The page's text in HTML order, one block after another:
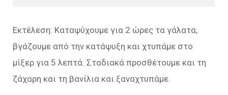
Εκτέλεση: Καταψύχουμε για 2 ώρες τα γάλατα,
βγάζουμε από την κατάψυξη και χτυπάμε στο
μίξερ για 5 λεπτά. Σταδιακά προσθέτουμε και τη
ζάχαρη και τη βανίλια και ξαναχτυπάμε.